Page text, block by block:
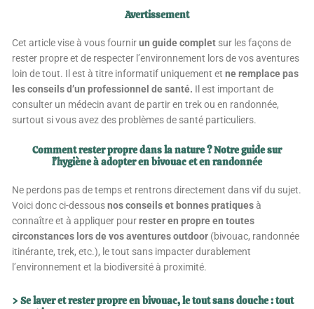
Avertissement
Cet article vise à vous fournirun guide complet sur les façons de
rester propre et de respecter l’environnement lors de vos aventures
loin de tout. Il est à titre informatif uniquement etne remplace pas
les conseils d’un professionnel de santé. Il est important de
consulter un médecin avant de partir en trek ou en randonnée,
surtout si vous avez des problèmes de santé particuliers.
Comment rester propre dans la nature ? Notre guide sur
l’hygiène à adopter en bivouac et en randonnée
Ne perdons pas de temps et rentrons directement dans vif du sujet.
Voici donc ci-dessousnos conseils et bonnes pratiquesà
connaître et à appliquer pourrester en propre en toutes
circonstances lors de vos aventures outdoor (bivouac, randonnée
itinérante, trek, etc.), le tout sans impacter durablement
l’environnement et la biodiversité à proximité.
> Se laver et rester propre en bivouac, le tout sans douche : tout